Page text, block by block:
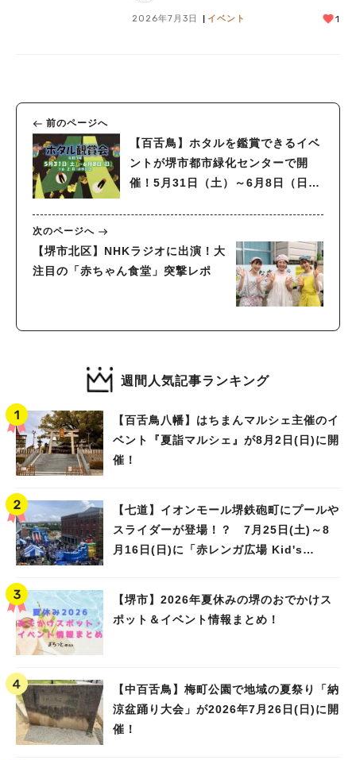
2026年7月3日 イベント 1
前のページへ
【百舌鳥】ホタルを鑑賞できるイベ
ントが堺市都市緑化センターで開
催！5月31日（土）～6月8日（日）
次のページへ
【堺市北区】NHKラジオに出演！大
注目の「赤ちゃん食堂」突撃レポ
週間人気記事ランキング
【百舌鳥八幡】はちまんマルシェ主催のイ
ベント『夏詣マルシェ』が8月2日(日)に開
催！
【七道】イオンモール堺鉄砲町にプールや
スライダーが登場！？ 7月25日(土)～8
月16日(日)に「赤レンガ広場 Kid's
【堺市】2026年夏休みの堺のおでかけス
ポット＆イベント情報まとめ！
【中百舌鳥】梅町公園で地域の夏祭り「納
涼盆踊り大会」が2026年7月26日(日)に開
催！